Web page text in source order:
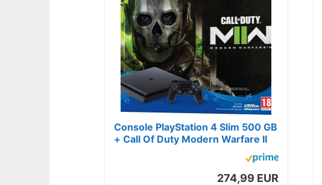
Console PlayStation 4 Slim 500 GB
+ Call Of Duty Modern Warfare II
274,99 EUR